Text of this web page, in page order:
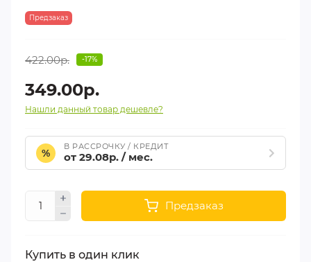
Предзаказ
422.00р. -17%
349.00р.
Нашли данный товар дешевле?
%
В РАССРОЧКУ / КРЕДИТ
от 29.08р. / мес.
Предзаказ
Купить в один клик